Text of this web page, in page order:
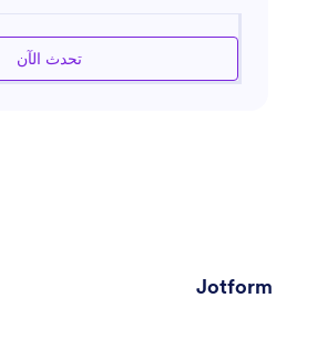
لمساعدتك في مواجهة التحديات
طريقك نحو نمط حياة صحي أكثر.
تحدث الآن
Jotform